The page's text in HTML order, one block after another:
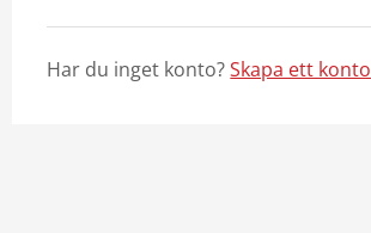
Har du inget konto?Skapa ett konto